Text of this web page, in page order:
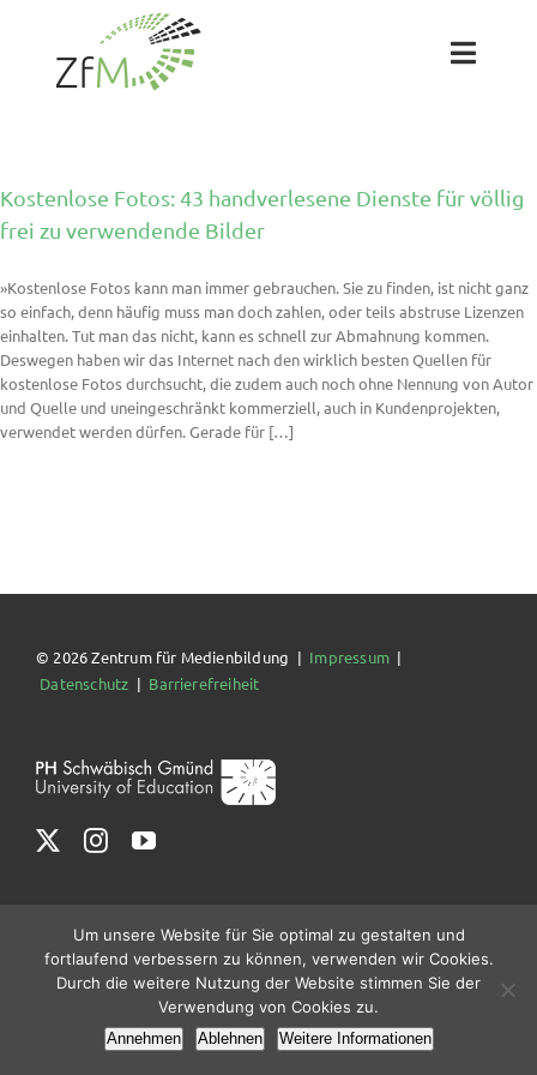
springen
Toggle
Team
Projekte
Labs
Kostenlose Fotos: 43 handverlesene Dienste für völlig
frei zu verwendende Bilder
»Kostenlose Fotos kann man immer gebrauchen. Sie zu finden, ist nicht ganz
so einfach, denn häufig muss man doch zahlen, oder teils abstruse Lizenzen
einhalten. Tut man das nicht, kann es schnell zur Abmahnung kommen.
Deswegen haben wir das Internet nach den wirklich besten Quellen für
kostenlose Fotos durchsucht, die zudem auch noch ohne Nennung von Autor
und Quelle und uneingeschränkt kommerziell, auch in Kundenprojekten,
verwendet werden dürfen. Gerade für […]
© 2026 Zentrum für Medienbildung | Impressum|
Datenschutz | Barrierefreiheit
Um unsere Website für Sie optimal zu gestalten und
fortlaufend verbessern zu können, verwenden wir Cookies.
Durch die weitere Nutzung der Website stimmen Sie der
Verwendung von Cookies zu.
Annehmen Ablehnen Weitere Informationen